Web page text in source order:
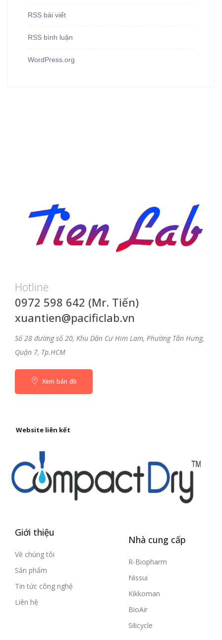
RSS bài viết
RSS bình luận
WordPress.org
Hotline
0972 598 642 (Mr. Tiến)
xuantien@pacificlab.vn
Số 28 đường số 20, Khu Dân Cư Him Lam, Phường Tân Hưng,
Quận 7, Tp.HCM
Xem bản đồ
Website liên kết
Giới thiệu
Về chúng tôi
Sản phẩm
Tin tức công nghệ
Liên hệ
Nhà cung cấp
R-Biopharm
Nissui
Kikkoman
BioAir
Silicycle